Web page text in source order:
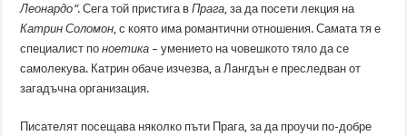
Леонардо“. Сега той пристига вПрага , за да посети лекция на
Катрин Соломон , с която има романтични отношения. Самата тя е
специалист поноетика – умението на човешкото тяло да се
самолекува. Катрин обаче изчезва, а Лангдън е преследван от
загадъчна организация.
Писателят посещава няколко пъти Прага, за да проучи по-добре